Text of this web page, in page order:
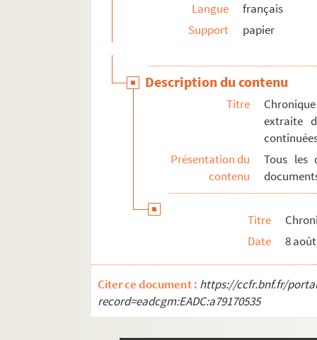
Langue
français
Support
papier
Description du contenu
Titre
extraite
Présentation du
contenu
Tous les
Titre
Date
8
Citer ce document : https://ccfr.bnf.fr/
record=eadcgm:EADC:a79170535